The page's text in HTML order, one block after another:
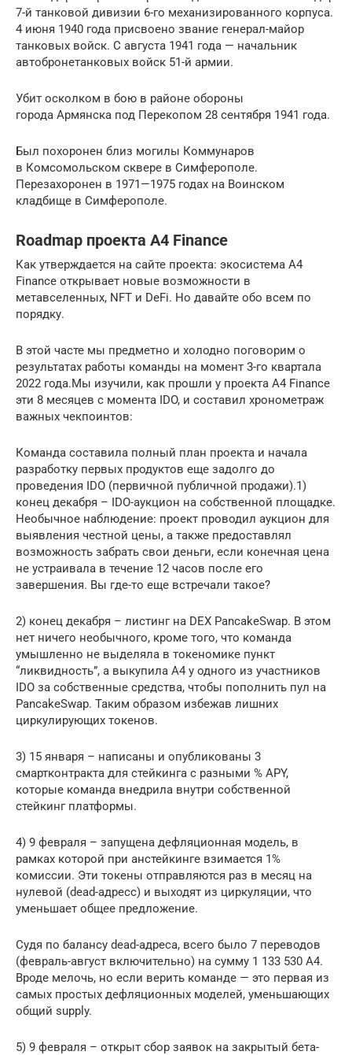
7-й танковой дивизии 6-го механизированного корпуса.
4 июня 1940 года присвоено звание генерал-майор
танковых войск. С августа 1941 года — начальник
автобронетанковых войск 51-й армии.
Убит осколком в бою в районе обороны
города Армянска под Перекопом 28 сентября 1941 года.
Был похоронен близ могилы Коммунаров
в Комсомольском сквере в Симферополе.
Перезахоронен в 1971—1975 годах на Воинском
кладбище в Симферополе.
Roadmap проекта A4 Finance
Как утверждается на сайте проекта: экосистема A4
Finance открывает новые возможности в
метавселенных, NFT и DeFi. Но давайте обо всем по
порядку.
В этой часте мы предметно и холодно поговорим о
результатах работы команды на момент 3-го квартала
2022 года.Мы изучили, как прошли у проекта A4 Finance
эти 8 месяцев с момента IDO, и составил хронометраж
важных чекпоинтов:
Команда составила полный план проекта и начала
разработку первых продуктов еще задолго до
проведения IDO (первичной публичной продажи).1)
конец декабря – IDO-аукцион на собственной площадке.
Необычное наблюдение: проект проводил аукцион для
выявления честной цены, а также предоставлял
возможность забрать свои деньги, если конечная цена
не устраивала в течение 12 часов после его
завершения. Вы где-то еще встречали такое?
2) конец декабря – листинг на DEX PancakeSwap. В этом
нет ничего необычного, кроме того, что команда
умышленно не выделяла в токеномике пункт
“ликвидность”, а выкупила A4 у одного из участников
IDO за собственные средства, чтобы пополнить пул на
PancakeSwap. Таким образом избежав лишних
циркулирующих токенов.
3) 15 января – написаны и опубликованы 3
смартконтракта для стейкинга с разными % APY,
которые команда внедрила внутри собственной
стейкинг платформы.
4) 9 февраля – запущена дефляционная модель, в
рамках которой при анстейкинге взимается 1%
комиссии. Эти токены отправляются раз в месяц на
нулевой (dead-адресс) и выходят из циркуляции, что
уменьшает общее предложение.
Судя по балансу dead-адреса, всего было 7 переводов
(февраль-август включительно) на сумму 1 133 530 A4.
Вроде мелочь, но если верить команде — это первая из
самых простых дефляционных моделей, уменьшающих
общий supply.
5) 9 февраля – открыт сбор заявок на закрытый бета-